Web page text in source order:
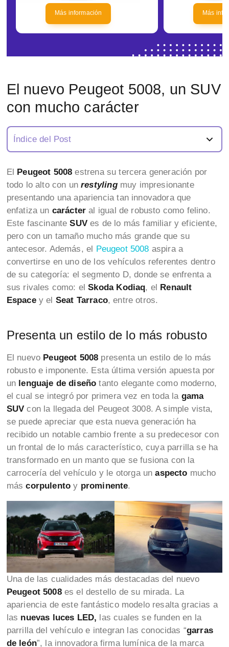
Más información Más
El nuevo Peugeot 5008, un SUV
con mucho carácter
Índice del Post
El Peugeot 5008 estrena su tercera generación por
todo lo alto con unrestyling muy impresionante
presentando una apariencia tan innovadora que
enfatiza un carácteral igual de robusto como felino.
Este fascinanteSUVes de lo más familiar y eficiente,
pero con un tamaño mucho más grande que su
antecesor. Además, el Peugeot 5008 aspira a
convertirse en uno de los vehículos referentes dentro
de su categoría: el segmento D, donde se enfrenta a
sus rivales como: elSkoda Kodiaq, el Renault
Espacey el Seat Tarraco, entre otros.
Presenta un estilo de lo más robusto
El nuevo Peugeot 5008 presenta un estilo de lo más
robusto e imponente. Esta última versión apuesta por
un lenguaje de diseño tanto elegante como moderno,
el cual se integró por primera vez en toda la gama
SUV con la llegada del Peugeot 3008. A simple vista,
se puede apreciar que esta nueva generación ha
recibido un notable cambio frente a su predecesor con
un frontal de lo más característico, cuya parrilla se ha
transformado en un manto que se fusiona con la
carrocería del vehículo y le otorga unaspecto mucho
máscorpulentoy prominente.
Una de las cualidades más destacadas del nuevo
Peugeot 5008es el destello de su mirada. La
apariencia de este fantástico modelo resalta gracias a
las nuevas luces LED, las cuales se funden en la
parrilla del vehículo e integran las conocidas “garras
de león”, la innovadora firma lumínica de la marca